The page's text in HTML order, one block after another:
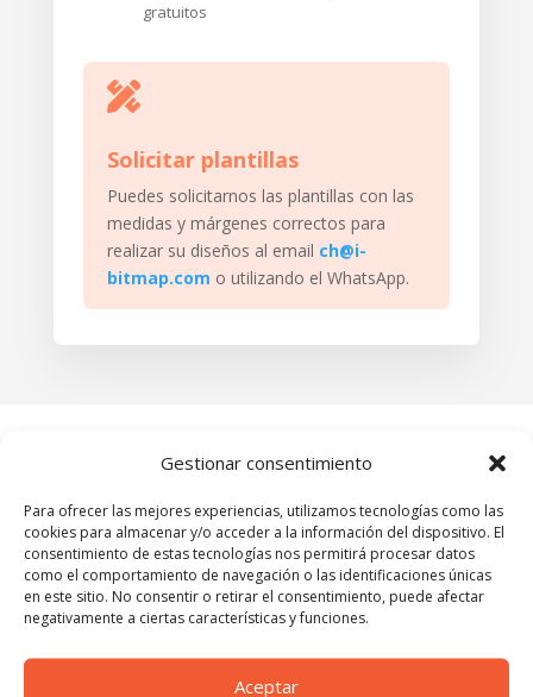
Gestionar consentimiento
Para ofrecer las mejores experiencias, utilizamos tecnologías como las
cookies para almacenar y/o acceder a la información del dispositivo. El
consentimiento de estas tecnologías nos permitirá procesar datos
como el comportamiento de navegación o las identificaciones únicas
en este sitio. No consentir o retirar el consentimiento, puede afectar
negativamente a ciertas características y funciones.
Aceptar
gratuitos

Solicitar plantillas
Puedes solicitarnos las plantillas con las
medidas y márgenes correctos para
realizar su diseños al email ch@i-
bitmap.com o utilizando el WhatsApp.
ProductosRelacionados